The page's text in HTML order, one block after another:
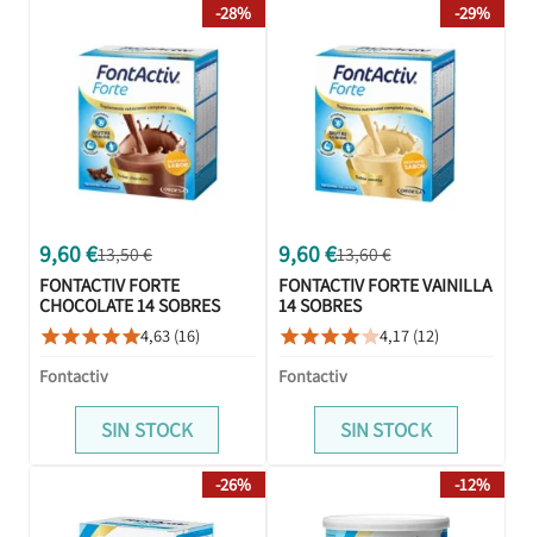
9,60 €13,50 €
FONTACTIV FORTE
CHOCOLATE 14 SOBRES
4,63 (16)
Fontactiv
SIN STOCK
-28%
9,60 €13,60 €
FONTACTIV FORTE VAINILLA
14 SOBRES
4,17 (12)
Fontactiv
SIN STOCK
-29%
-26% -12%